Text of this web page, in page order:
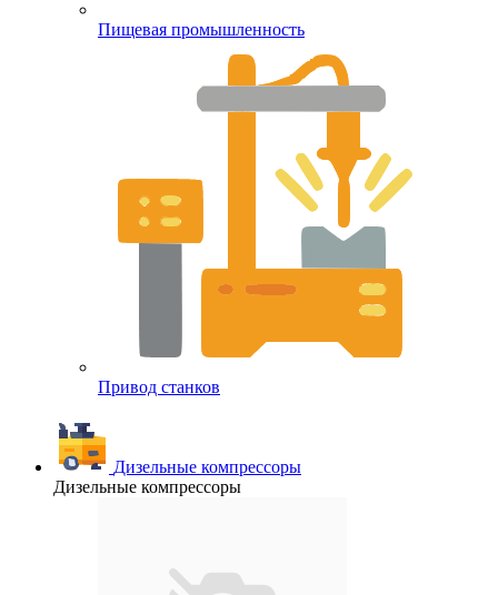
Пищевая промышленность
Привод станков
Дизельные компрессоры
Дизельные компрессоры